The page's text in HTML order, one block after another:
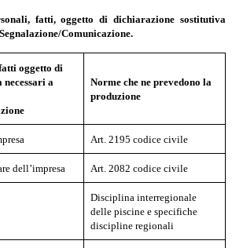
fatti, oggetto di dichiarazione sostitutiva
Comunicazione.
oggetto di
necessari a
Norme che ne prevedono la
produzione
Art. 2195 codice civile
dell’impresa Art. 2082 codice civile
Disciplina interregionale
delle piscine e specifiche
discipline regionali